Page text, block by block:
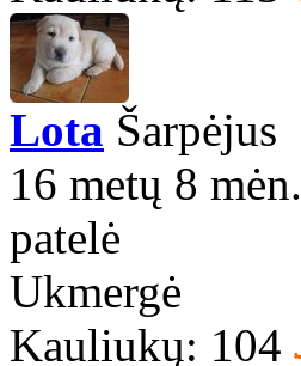
Lota Šarpėjus
16 metų 8 mėn.
patelė
Ukmergė
Kauliukų: 104